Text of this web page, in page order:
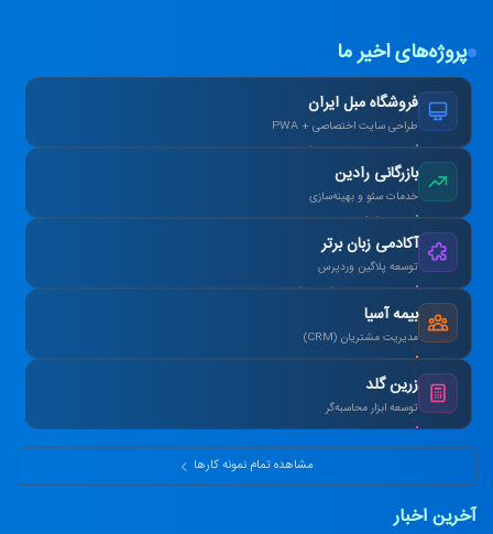
پروژه‌های اخیر ما
فروشگاه مبل ایران
طراحی سایت اختصاصی + PWA
بازرگانی رادین
خدمات سئو و بهینه‌سازی
آکادمی زبان برتر
توسعه پلاگین وردپرس
طراحی سیستم آزمون آنلاین و صدور کارنامه.
بیمه آسیا
مدیریت مشتریان (CRM)
یکپارچه‌سازی اطلاعات و اتوماسیون پیامک.
زرین گلد
توسعه ابزار محاسبه‌گر
ماشین‌حساب پیشرفته سود مرکب و طلا.
مشاهده تمام نمونه کارها
آخرین اخبار